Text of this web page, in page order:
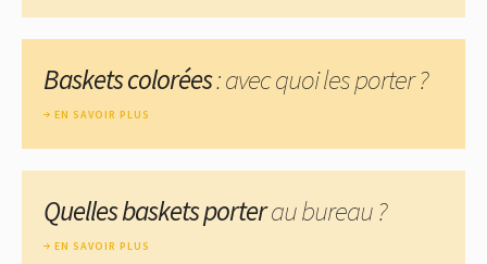
Baskets colorées: avec quoi les porter ?
EN SAVOIR PLUS
Quelles baskets porterau bureau ?
EN SAVOIR PLUS